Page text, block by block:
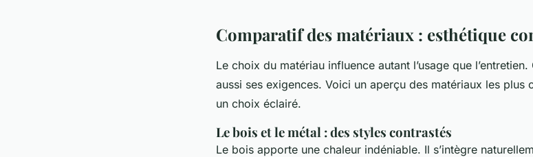
Comparatif des matériaux : esthétique
Le choix du matériau influence autant l’usage que
aussi ses exigences. Voici un aperçu des matériaux les
un choix éclairé.
Le bois et le métal : des styles contrastés
Le bois apporte une chaleur indéniable. Il s’intègre